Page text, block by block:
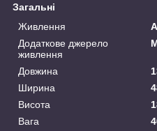
Загальні
Живлення
Додаткове джерело
живлення
Довжина
Ширина
Висота
Вага